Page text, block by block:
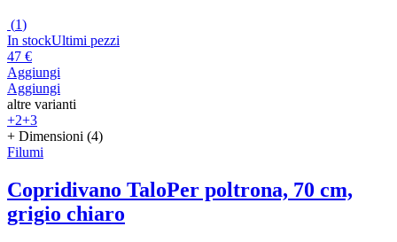
(1)
In stockUltimi pezzi
47 €
Aggiungi
Aggiungi
altre varianti
+2+3
+ Dimensioni (4)
Filumi
Copridivano TaloPer poltrona, 70 cm,
grigio chiaro